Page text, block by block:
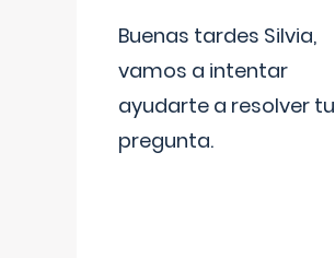
Buenas tardes Silvia,
vamos a intentar
ayudarte a resolver tu
pregunta.